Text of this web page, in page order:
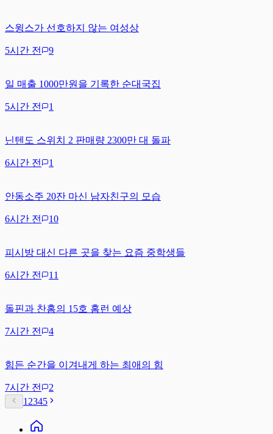
스윙스가 선호하지 않는 여성상
5시간 전 9
일 매출 1000만원을 기록한 순대국집
5시간 전 1
닌텐도 스위치 2 판매량 2300만 대 돌파
6시간 전 1
안동소주 20잔 마신 남자친구의 모습
6시간 전 10
피시방 대신 다른 곳을 찾는 요즘 중학생들
6시간 전 11
돌핀과 찬홈의 15호 홈런 예상
7시간 전 4
힘든 순간을 이겨내게 하는 최애의 힘
7시간 전
2
1 2345